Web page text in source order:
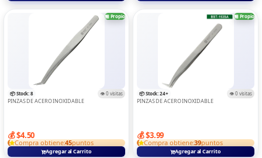
🏪 Propio
📦 Stock: 8 👁️ 0 visitas
PINZAS DE ACERO INOXIDABLE
💰 $4.50
Compra obtiene:45puntos
Agregar al Carrito
🏪 Propio
📦 Stock: 24+ 👁️ 0 visitas
PINZAS DE ACERO INOXIDABLE
💰 $3.99
Compra obtiene:39puntos
Agregar al Carrito